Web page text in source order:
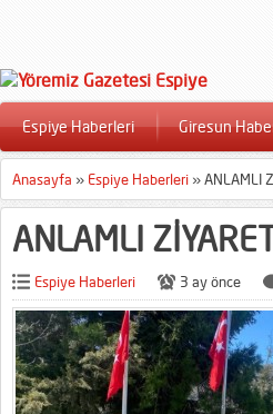
Espiye Haberleri Giresun
Anasayfa » Espiye Haberleri »ANLAMLI
ANLAMLI
Espiye Haberleri 3 ay önce